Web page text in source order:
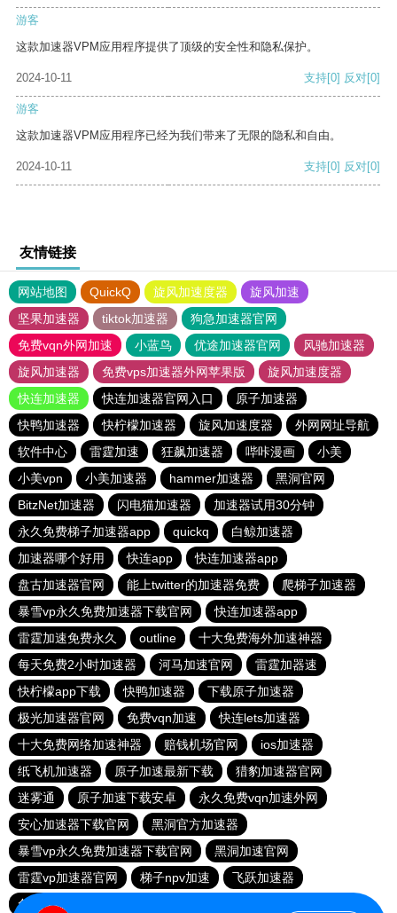
游客
这款加速器VPM应用程序提供了顶级的安全性和隐私保护。
2024-10-11 支持[0] 反对[0]
游客
这款加速器VPM应用程序已经为我们带来了无限的隐私和自由。
2024-10-11 支持[0] 反对[0]
友情链接
网站地图 QuickQ 旋风加速度器
旋风加速
坚果加速器
tiktok加速器
狗急加速器官网
免费vqn外网加速
小蓝鸟 优途加速器官网
风驰加速器
旋风加速器
免费vps加速器外网苹果版
旋风加速度器
快连加速器
快连加速器官网入口
原子加速器
快鸭加速器
快柠檬加速器 旋风加速度器
外网网址导航
软件中心
雷霆加速 狂飙加速器 哔咔漫画
小美
小美vpn
小美加速器 hammer加速器
黑洞官网
BitzNet加速器
闪电猫加速器
加速器试用30分钟
永久免费梯子加速器app
quickq
白鲸加速器
加速器哪个好用
快连app
快连加速器app
盘古加速器官网
能上twitter的加速器免费
爬梯子加速器
暴雪vp永久免费加速器下载官网
快连加速器app
雷霆加速免费永久
outline
十大免费海外加速神器
每天免费2小时加速器
河马加速官网
雷霆加器速
快柠檬app下载
快鸭加速器
下载原子加速器
极光加速器官网
免费vqn加速
快连lets加速器
十大免费网络加速神器
赔钱机场官网
ios加速器
纸飞机加速器
原子加速最新下载
猎豹加速器官网
迷雾通
原子加速下载安卓
永久免费vqn加速外网
安心加速器下载官网
黑洞官方加速器
暴雪vp永久免费加速器下载官网
黑洞加速官网
雷霆vp加速器官网
梯子npv加速
飞跃加速器
免费VP加速器